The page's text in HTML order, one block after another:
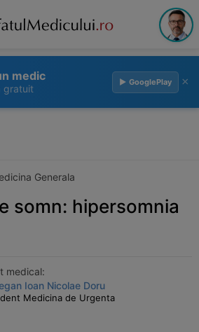
medic
gratuit
▶ GooglePlay ×
Generala
somn: hipersomnia
medical:
Ioan Nicolae Doru
Medicina de Urgenta